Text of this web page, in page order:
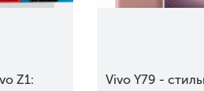
Z1:
Vivo Y79 -